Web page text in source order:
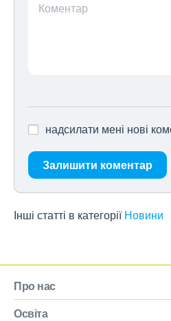
Коментар
надсилати мені нові
Залишити коментар
Інші статті в категорії Новини
Про нас
Освіта